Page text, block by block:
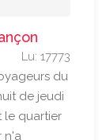
Lu: 17773
du
de jeudi
le quartier
n'a